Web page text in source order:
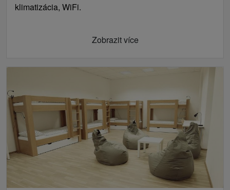
klimatizácia, WiFi.
Zobrazit více